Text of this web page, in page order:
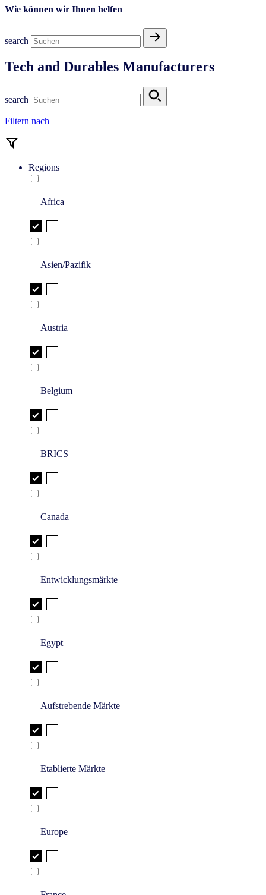
Wie können wir Ihnen helfen
search
Tech and Durables Manufacturers
search
Filtern nach
Regions
Africa
Asien/Pazifik
Austria
Belgium
BRICS
Canada
Entwicklungsmärkte
Egypt
Aufstrebende Märkte
Etablierte Märkte
Europe